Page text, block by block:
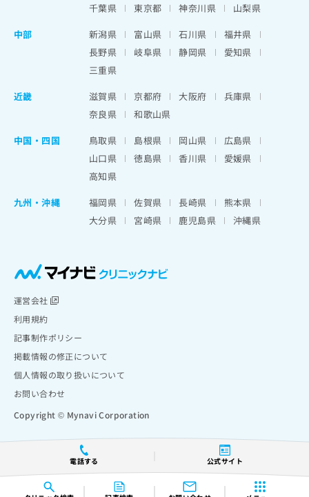
電話する 公式サイト
千葉県
東京都 神奈川県
山梨県
中部
新潟県 富山県 石川県
福井県
長野県
岐阜県 静岡県
愛知県
三重県
近畿
滋賀県 京都府 大阪府
兵庫県
奈良県
和歌山県
中国・四国
鳥取県 島根県 岡山県
広島県
山口県
徳島県 香川県
愛媛県
高知県
九州・沖縄
福岡県 佐賀県 長崎県
熊本県
大分県
宮崎県 鹿児島県 沖縄県
運営会社
利用規約
記事制作ポリシー
掲載情報の修正について
個人情報の取り扱いについて
お問い合わせ
Copyright © Mynavi Corporation